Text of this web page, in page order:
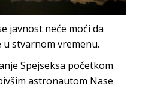
javnost neće moći da
u stvarnom vremenu.
Spejseksa početkom
astronautom Nase